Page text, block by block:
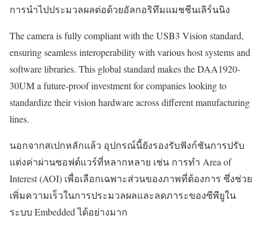
การนำไปประมวลผลต่อด้วยอัลกอริทึมแมชชีนเลิร์นนิง
The camera is fully compliant with the USB3 Vision standard,
ensuring seamless interoperability with various host systems and
software libraries. This global standard makes the DAA1920-
30UM a future-proof investment for companies looking to
standardize their vision hardware across different manufacturing
lines.
นอกจากสเปกหลักแล้ว อุปกรณ์นี้ยังรองรับฟังก์ชันการปรับ
แต่งค่าผ่านซอฟต์แวร์ที่หลากหลาย เช่น การทำ Area of
Interest (AOI) เพื่อเลือกเฉพาะส่วนของภาพที่ต้องการ ซึ่งช่วย
เพิ่มความเร็วในการประมวลผลและลดภาระของซีพียูใน
ระบบ Embedded ได้อย่างมาก